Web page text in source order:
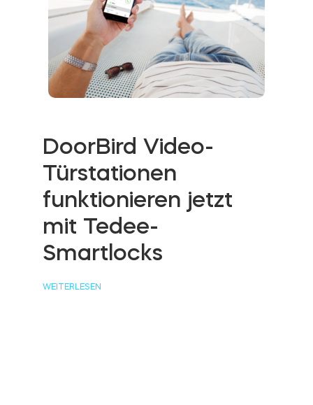
DoorBird Video-
Türstationen
funktionieren jetzt
mit Tedee-
Smartlocks
WEITERLESEN